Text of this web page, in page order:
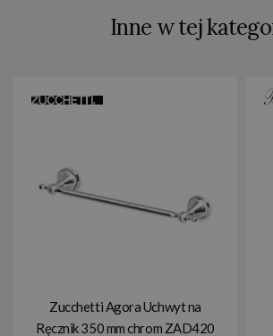
Inne w tej
Zucchetti Agora Uchwyt na
Ręcznik 350 mm chrom ZAD420